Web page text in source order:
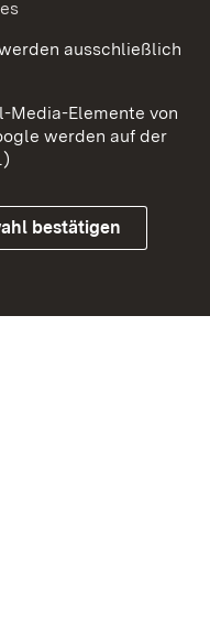
ausschließlich
Media-Elemente von
werden auf der
bestätigen